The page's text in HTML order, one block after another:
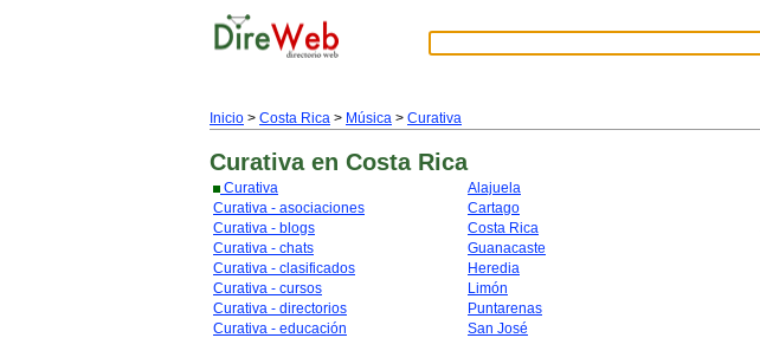
Inicio > Costa Rica > Música > Curativa
Curativa en Costa Rica
Curativa
Curativa - asociaciones
Curativa - blogs
Curativa - chats
Curativa - clasificados
Curativa - cursos
Curativa - directorios
Curativa - educación
Alajuela
Cartago
Costa Rica
Guanacaste
Heredia
Limón
Puntarenas
San José